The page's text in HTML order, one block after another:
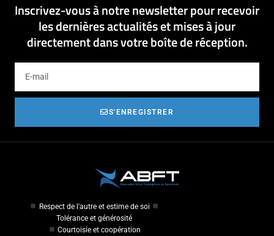
Inscrivez-vous à notre newsletter pour recevoir
les dernières actualités et mises à jour
directement dans votre boîte de réception.
S'ENREGISTRER
Respect de l'autre et estime de soi
Tolérance et générosité
Courtoisie et coopération